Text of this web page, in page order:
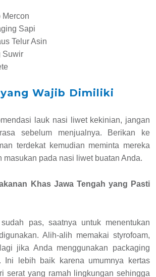
Mercon
Sapi
Telur Asin
Suwir
Wajib Dimiliki
lauk nasi liwet kekinian, jangan
sebelum menjualnya. Berikan ke
terdekat kemudian meminta mereka
masukan pada nasi liwet buatan Anda.
Khas Jawa Tengah yang Pasti
pas, saatnya untuk menentukan
Alih-alih memakai styrofoam,
jika Anda menggunakan packaging
Ini lebih baik karena umumnya kertas
serat yang ramah lingkungan sehingga